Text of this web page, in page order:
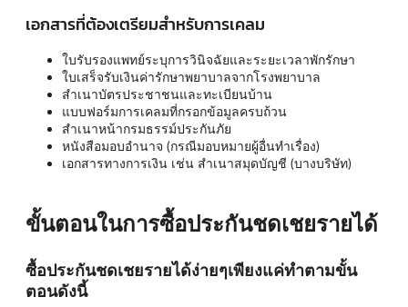
เอกสารที่ต้องเตรียมสำหรับการเคลม
ใบรับรองแพทย์ระบุการวินิจฉัยและระยะเวลาพักรักษา
ใบเสร็จรับเงินค่ารักษาพยาบาลจากโรงพยาบาล
สำเนาบัตรประชาชนและทะเบียนบ้าน
แบบฟอร์มการเคลมที่กรอกข้อมูลครบถ้วน
สำเนาหน้ากรมธรรม์ประกันภัย
หนังสือมอบอำนาจ (กรณีมอบหมายผู้อื่นทำเรื่อง)
เอกสารทางการเงิน เช่น สำเนาสมุดบัญชี (บางบริษัท)
ขั้นตอนในการซื้อประกันชดเชยรายได้
ซื้อประกันชดเชยรายได้ง่ายๆเพียงแค่ทำตามขั้น
ตอนดังนี้